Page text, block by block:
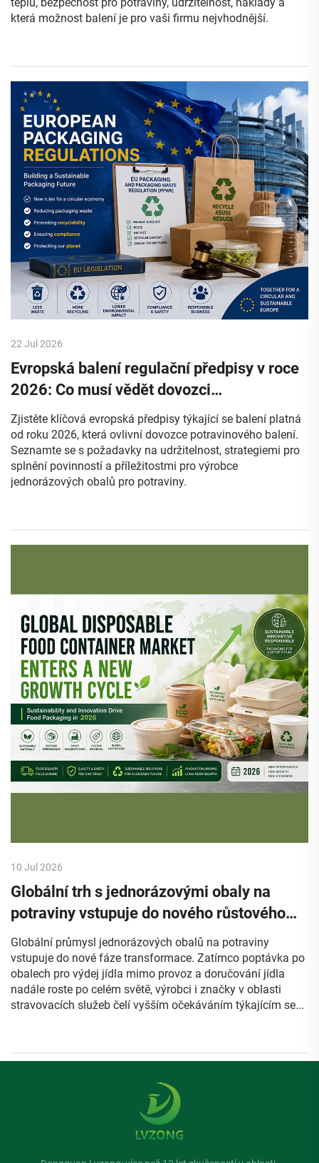
která možnost balení je pro vaši firmu nejvhodnější.
22 Jul 2026
Evropská balení regulační předpisy v roce
2026: Co musí vědět dovozci
potravinového balení
Zjistěte klíčová evropská předpisy týkající se balení platná
od roku 2026, která ovlivní dovozce potravinového balení.
Seznamte se s požadavky na udržitelnost, strategiemi pro
splnění povinností a příležitostmi pro výrobce
jednorázových obalů pro potraviny.
10 Jul 2026
Globální trh s jednorázovými obaly na
potraviny vstupuje do nového růstového
cyklu
Globální průmysl jednorázových obalů na potraviny
vstupuje do nové fáze transformace. Zatímco poptávka po
obalech pro výdej jídla mimo provoz a doručování jídla
nadále roste po celém světě, výrobci i značky v oblasti
stravovacích služeb čelí vyšším očekáváním týkajícím se...